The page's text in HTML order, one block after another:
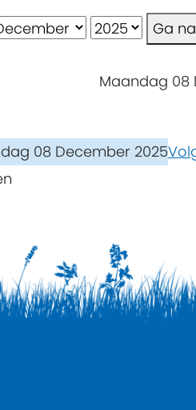
Ga
Maandag 08
08 December 2025